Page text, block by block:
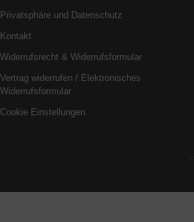
Privatsphäre und Datenschutz
Kontakt
Widerrufsrecht & Widerrufsformular
Vertrag widerrufen / Elektronisches
Widerrufsformular
Cookie Einstellungen